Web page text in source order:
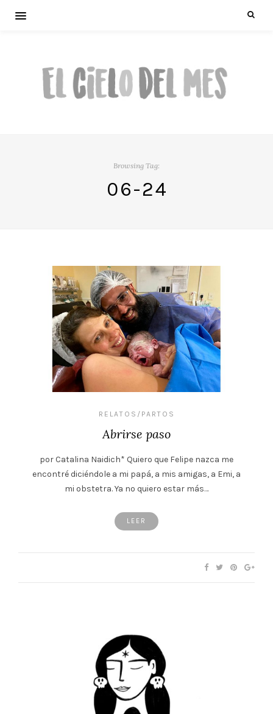
Browsing Tag:
06-24
RELATOS/PARTOS
Abrirse paso
por Catalina Naidich* Quiero que Felipe nazca me
encontré diciéndole a mi papá, a mis amigas, a Emi, a
mi obstetra. Ya no quiero estar más…
LEER